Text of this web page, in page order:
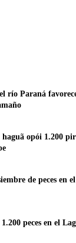
río Paraná
opói 1.200
de peces en
peces en el